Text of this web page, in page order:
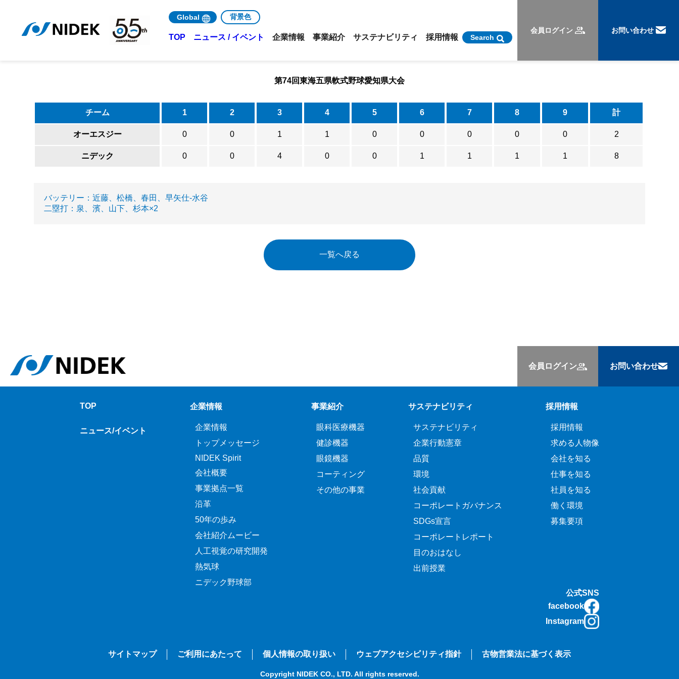
Global 背景色
TOP ニュース / イベント 企業情報 事業紹介 サステナビリティ 採用情報 Search
会員ログイン お問い合わせ
第74回東海五県軟式野球愛知県大会
チーム 1 2 3 4 5 6 7 8 9 計
オーエスジー 0 0 1 1 0 0 0 0 0 2
ニデック 0 0 4 0 0 1 1 1 1 8
バッテリー：近藤、松橋、春田、早矢仕-水谷
二塁打：泉、濱、山下、杉本×2
一覧へ戻る
会員ログイン お問い合わせ
TOP
ニュース/イベント
企業情報
企業情報
トップメッセージ
NIDEK Spirit
会社概要
事業拠点一覧
沿革
50年の歩み
会社紹介ムービー
人工視覚の研究開発
熱気球
ニデック野球部
事業紹介
眼科医療機器
健診機器
眼鏡機器
コーティング
その他の事業
サステナビリティ
サステナビリティ
企業行動憲章
品質
環境
社会貢献
コーポレートガバナンス
SDGs宣言
コーポレートレポート
目のおはなし
出前授業
採用情報
採用情報
求める人物像
会社を知る
仕事を知る
社員を知る
働く環境
募集要項
公式SNS
facebook
Instagram
サイトマップ ご利用にあたって 個人情報の取り扱い ウェブアクセシビリティ指針 古物営業法に基づく表示
Copyright NIDEK CO., LTD. All rights reserved.